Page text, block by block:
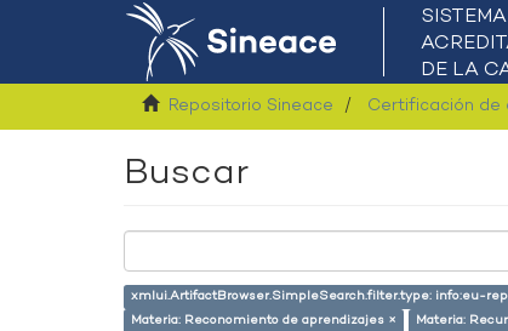
Repositorio Sineace Certificación de
Buscar
xmlui.ArtifactBrowser.SimpleSearch.filter.type: info:eu-
Materia: Reconomiento de aprendizajes ×
Materia: